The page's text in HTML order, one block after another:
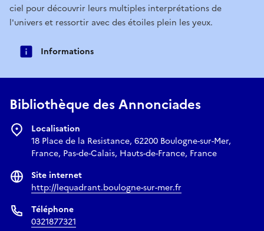
ciel pour découvrir leurs multiples interprétations de
l'univers et ressortir avec des étoiles plein les yeux.
Informations
Bibliothèque des Annonciades
Localisation
18 Place de la Resistance, 62200 Boulogne-sur-Mer,
France, Pas-de-Calais, Hauts-de-France, France
Site internet
http://lequadrant.boulogne-sur-mer.fr
Téléphone
0321877321